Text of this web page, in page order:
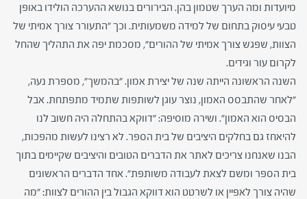
מיועדות ומה הערך שטמון בהן. הבירורים בנושא ההערכה הולידו באופן
טבעי עיסוק בתחום של למידה משמעותית. וכך "התעורר צורך אמיתי של
הצוות, שפגש צורך אמיתי של ההורים", מסכמת יפה את התהליך שהחל
לקרום עור וגידים.
השנה הראשונה הייתה שנה של יצירת אמון. "בהמשך", מספרת נעה,
"לאחר שהתבסס האמון, נוצר עוגן לשותפות שתמיד מתפתחת. אבל
הבסיס הוא האמון". ושירה מוסיפה: "דווקא בהתחלה היה חשוב לנו
להיאחז גם בחלקים היציבים של בית הספר. לא רצינו לעשות מהפכות,
הבנו שאנחנו צריכים לאתר את הדברים הטובים והיציבים שקיימים בתוך
בית הספר ומשם לצאת לעבודה משותפת". אחד הדברים הראשונים
שהיה צורך לאפיין או לשרטט הוא דווקא הגבול בין ההורים לצוות: "מה